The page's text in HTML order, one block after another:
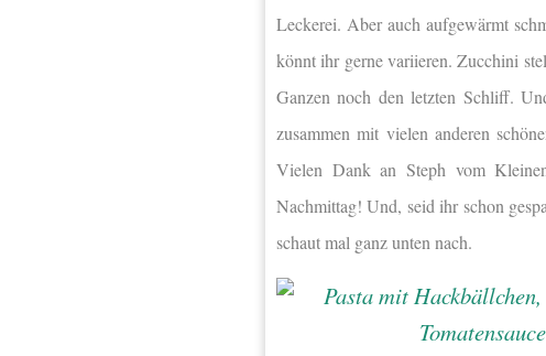
Leckerei. Aber auch aufgewärmt
könnt ihr gerne variieren. Zucchini
Ganzen noch den letzten Schliff.
zusammen mit vielen anderen
Vielen Dank an Steph vom
Nachmittag! Und, seid ihr schon
schaut mal ganz unten nach.